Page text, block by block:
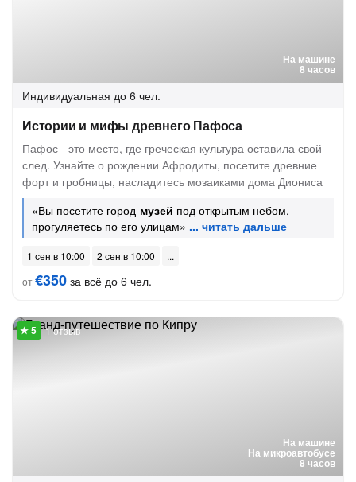
На машине
8 часов
Индивидуальная до 6 чел.
Истории и мифы древнего Пафоса
Пафос - это место, где греческая культура оставила свой
след. Узнайте о рождении Афродиты, посетите древние
форт и гробницы, насладитесь мозаиками дома Диониса
«Вы посетите город-музей под открытым небом,
прогуляетесь по его улицам»
1 сен в 10:00
2 сен в 10:00
от€350 за всё до 6 чел.
На машине
На микроавтобусе
8 часов
1 отзыв